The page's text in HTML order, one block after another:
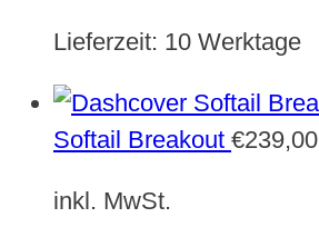
Lieferzeit: 10 Werktage
Softail Breakout €239,00
inkl. MwSt.